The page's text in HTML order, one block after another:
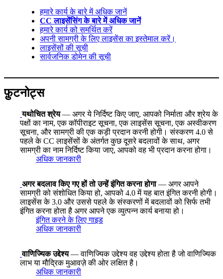
हमारे कार्य के बारे में अधिक जानें
CC लाइसेंसिंग के बारे में अधिक जानें
हमारे कार्य को समर्थित करें
अपनी सामग्री के लिए लाइसेंस का इस्तेमाल करें।
लाइसेंसों की सूची
सार्वजनिक डोमेन की सूची
फ़ुटनोट्स
यथोचित श्रेय— अगर ये निर्दिष्ट किए जाए, आपको निर्माता और श्रेय के
पक्षों का नाम, एक कॉपीराइट सूचना, एक लाइसेंस सूचना, एक अस्वीकरण
सूचना, और सामग्री की एक कड़ी प्रदान करनी होगी। संस्करण 4.0 से
पहले के CC लाइसेंसों के अंतर्गत कुछ दूसरे बदलावों के साथ, अगर
सामग्री का नाम निर्दिष्ट किया जाए, आपको वह भी प्रदान करना होगा।
अधिक जानकारी
अगर बदलाव किए गए हों तो उन्हें इंगित करना होगा— अगर आपने
सामग्री को संशोधित किया हो, आपको 4.0 में यह बात इंगित करनी होगी।
लाइसेंस के 3.0 और उससे पहले के संस्करणों में बदलावों को सिर्फ तभी
इंगित करना होता है अगर आपने एक व्युत्पन्न कार्य बनाया हो।
इंगित करने के लिए गाइड
अधिक जानकारी
वाणिज्यिक उद्देश्य— वाणिज्यिक उद्देश्य वह उद्देश्य होता है जो वाणिज्यिक
लाभ या मौद्रिक मुआवज़े की ओर लक्षित है।
अधिक जानकारी